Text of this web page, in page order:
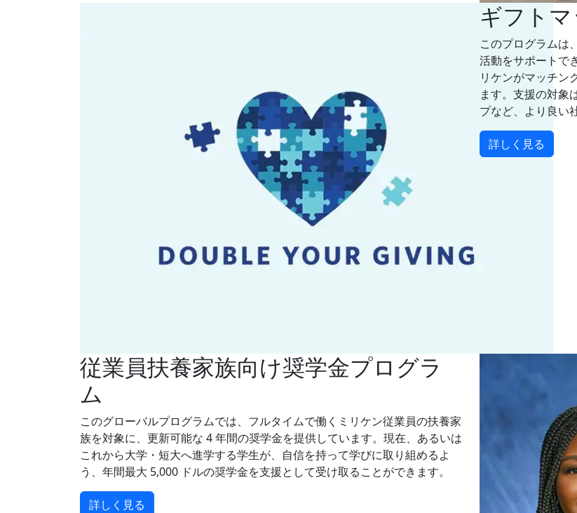
ギフト
このプログラムは
活動をサポートで
リケンがマッチン
ます。支援の対象
プなど、より良い
詳しく見る
従業員扶養家族向け奨学金プログラ
ム
このグローバルプログラムでは、フルタイムで働くミリケン従業員の扶養家
族を対象に、更新可能な 4 年間の奨学金を提供しています。現在、あるいは
これから大学・短大へ進学する学生が、自信を持って学びに取り組めるよ
う、年間最大 5,000 ドルの奨学金を支援として受け取ることができます。
詳しく見る